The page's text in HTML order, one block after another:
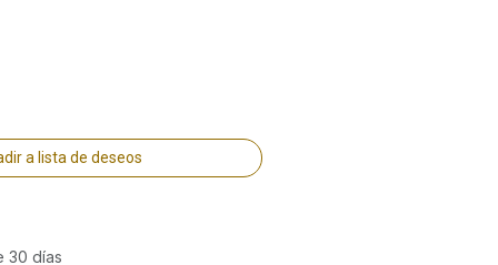
a lista de deseos
30 días